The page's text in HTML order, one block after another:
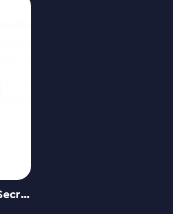
ADRIENLASTIC Couple Secrets II